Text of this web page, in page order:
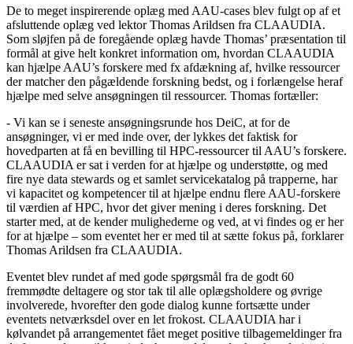
De to meget inspirerende oplæg med AAU-cases blev fulgt op af et
afsluttende oplæg ved lektor Thomas Arildsen fra CLAAUDIA.
Som sløjfen på de foregående oplæg havde Thomas’ præsentation til
formål at give helt konkret information om, hvordan CLAAUDIA
kan hjælpe AAU’s forskere med fx afdækning af, hvilke ressourcer
der matcher den pågældende forskning bedst, og i forlængelse heraf
hjælpe med selve ansøgningen til ressourcer. Thomas fortæller:
- Vi kan se i seneste ansøgningsrunde hos DeiC, at for de
ansøgninger, vi er med inde over, der lykkes det faktisk for
hovedparten at få en bevilling til HPC-ressourcer til AAU’s forskere.
CLAAUDIA er sat i verden for at hjælpe og understøtte, og med
fire nye data stewards og et samlet servicekatalog på trapperne, har
vi kapacitet og kompetencer til at hjælpe endnu flere AAU-forskere
til værdien af HPC, hvor det giver mening i deres forskning. Det
starter med, at de kender mulighederne og ved, at vi findes og er her
for at hjælpe – som eventet her er med til at sætte fokus på, forklarer
Thomas Arildsen fra CLAAUDIA.
Eventet blev rundet af med gode spørgsmål fra de godt 60
fremmødte deltagere og stor tak til alle oplægsholdere og øvrige
involverede, hvorefter den gode dialog kunne fortsætte under
eventets netværksdel over en let frokost. CLAAUDIA har i
kølvandet på arrangementet fået meget positive tilbagemeldinger fra